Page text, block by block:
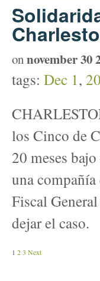
onnovember 30
tags: Dec 1,
los Cinco de
20 meses
una
Fiscal
dejar el caso.
1 23 Next